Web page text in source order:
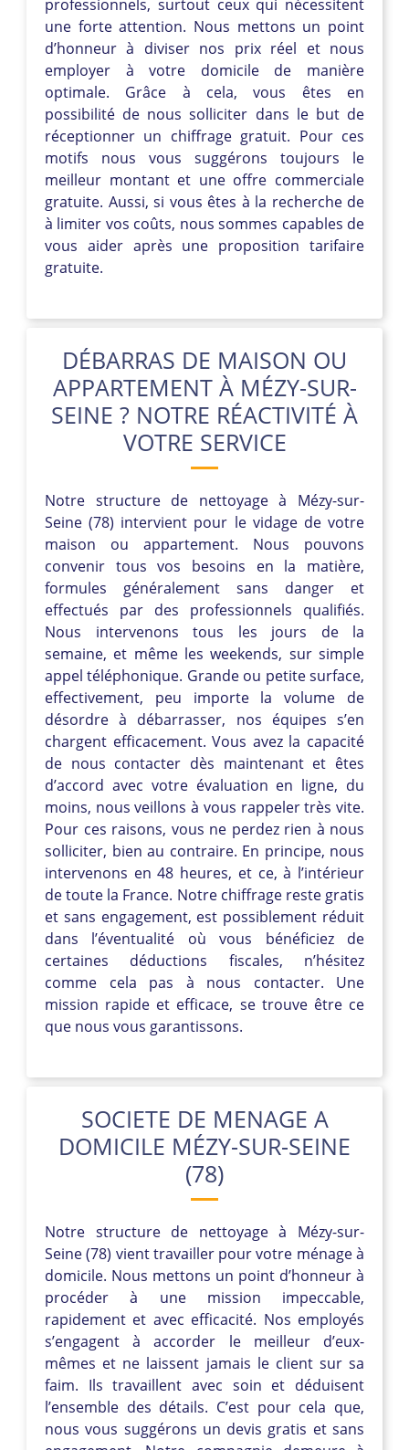
professionnels, surtout ceux qui nécessitent
une forte attention. Nous mettons un point
d’honneur à diviser nos prix réel et nous
employer à votre domicile de manière
optimale. Grâce à cela, vous êtes en
possibilité de nous solliciter dans le but de
réceptionner un chiffrage gratuit. Pour ces
motifs nous vous suggérons toujours le
meilleur montant et une offre commerciale
gratuite. Aussi, si vous êtes à la recherche de
à limiter vos coûts, nous sommes capables de
vous aider après une proposition tarifaire
gratuite.
DÉBARRAS DE MAISON OU
APPARTEMENT À MÉZY-SUR-
SEINE ? NOTRE RÉACTIVITÉ À
VOTRE SERVICE
Notre structure de nettoyage à Mézy-sur-
Seine (78) intervient pour le vidage de votre
maison ou appartement. Nous pouvons
convenir tous vos besoins en la matière,
formules généralement sans danger et
effectués par des professionnels qualifiés.
Nous intervenons tous les jours de la
semaine, et même les weekends, sur simple
appel téléphonique. Grande ou petite surface,
effectivement, peu importe la volume de
désordre à débarrasser, nos équipes s’en
chargent efficacement. Vous avez la capacité
de nous contacter dès maintenant et êtes
d’accord avec votre évaluation en ligne, du
moins, nous veillons à vous rappeler très vite.
Pour ces raisons, vous ne perdez rien à nous
solliciter, bien au contraire. En principe, nous
intervenons en 48 heures, et ce, à l’intérieur
de toute la France. Notre chiffrage reste gratis
et sans engagement, est possiblement réduit
dans l’éventualité où vous bénéficiez de
certaines déductions fiscales, n’hésitez
comme cela pas à nous contacter. Une
mission rapide et efficace, se trouve être ce
que nous vous garantissons.
SOCIETE DE MENAGE A
DOMICILE MÉZY-SUR-SEINE
(78)
Notre structure de nettoyage à Mézy-sur-
Seine (78) vient travailler pour votre ménage à
domicile. Nous mettons un point d’honneur à
procéder à une mission impeccable,
rapidement et avec efficacité. Nos employés
s’engagent à accorder le meilleur d’eux-
mêmes et ne laissent jamais le client sur sa
faim. Ils travaillent avec soin et déduisent
l’ensemble des détails. C’est pour cela que,
nous vous suggérons un devis gratis et sans